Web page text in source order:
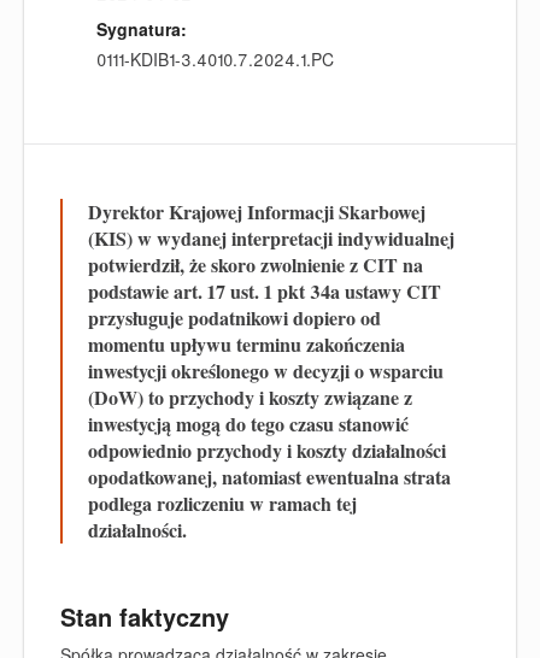
Sygnatura:
0111-KDIB1-3.4010.7.2024.1.PC
Dyrektor Krajowej Informacji Skarbowej
(KIS) w wydanej interpretacji indywidualnej
potwierdził, że skoro zwolnienie z CIT na
podstawie art. 17 ust. 1 pkt 34a ustawy CIT
przysługuje podatnikowi dopiero od
momentu upływu terminu zakończenia
inwestycji określonego w decyzji o wsparciu
(DoW) to przychody i koszty związane z
inwestycją mogą do tego czasu stanowić
odpowiednio przychody i koszty działalności
opodatkowanej, natomiast ewentualna strata
podlega rozliczeniu w ramach tej
działalności.
Stan faktyczny